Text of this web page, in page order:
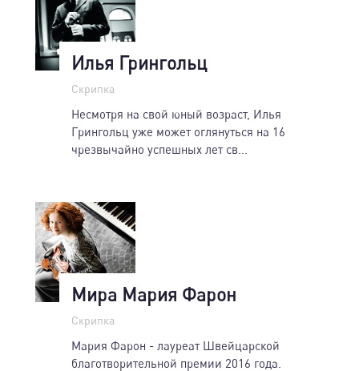
Илья Грингольц
Скрипка
Несмотря на свой юный возраст, Илья
Грингольц уже может оглянуться на 16
чрезвычайно успешных лет св...
Мира Мария Фарон
Скрипка
Мария Фарон - лауреат Швейцарской
благотворительной премии 2016 года.